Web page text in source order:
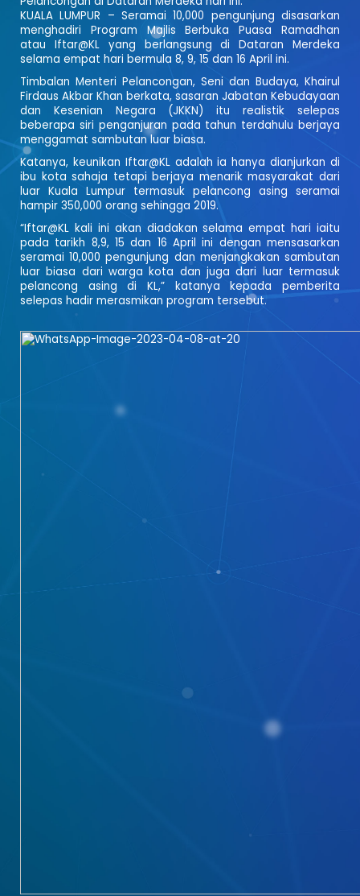
KUALA LUMPUR – Seramai 10,000 pengunjung disasarkan
menghadiri Program Majlis Berbuka Puasa Ramadhan
atau Iftar@KL yang berlangsung di Dataran Merdeka
selama empat hari bermula 8, 9, 15 dan 16 April ini.
Timbalan Menteri Pelancongan, Seni dan Budaya, Khairul
Firdaus Akbar Khan berkata, sasaran Jabatan Kebudayaan
dan Kesenian Negara (JKKN) itu realistik selepas
beberapa siri penganjuran pada tahun terdahulu berjaya
menggamat sambutan luar biasa.
Katanya, keunikan Iftar@KL adalah ia hanya dianjurkan di
ibu kota sahaja tetapi berjaya menarik masyarakat dari
luar Kuala Lumpur termasuk pelancong asing seramai
hampir 350,000 orang sehingga 2019.
“Iftar@KL kali ini akan diadakan selama empat hari iaitu
pada tarikh 8,9, 15 dan 16 April ini dengan mensasarkan
seramai 10,000 pengunjung dan menjangkakan sambutan
luar biasa dari warga kota dan juga dari luar termasuk
pelancong asing di KL,” katanya kepada pemberita
selepas hadir merasmikan program tersebut.